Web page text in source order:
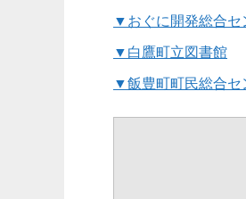
▼おぐに開発総合セ
▼白鷹町立図書館
▼飯豊町町民総合セ